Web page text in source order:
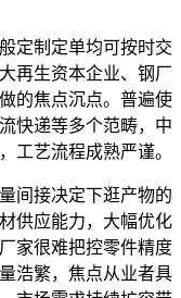
制定单均可按时交
再生资本企业、钢厂
的焦点沉点。普遍使
快递等多个范畴，中
工艺流程成熟严谨。
接决定下逛产物的
供应能力，大幅优化
家很难把控零件精度
浩繁，焦点从业者具